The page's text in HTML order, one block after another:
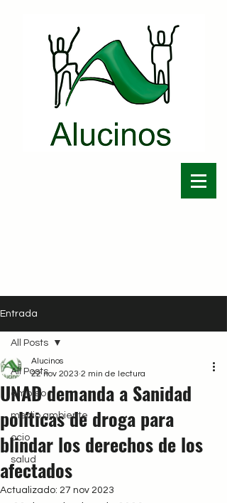
Entrada
All Posts
empleo
medio ambiente
ocio
salud
All Posts
UNAD demanda a Sanidad
políticas de droga para
blindar los derechos de los
afectados
Alucinos
22 nov 2023 2 min de lectura
Actualizado: 27 nov 2023